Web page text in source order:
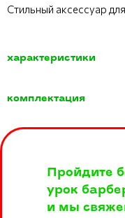
Стильный аксессуар
характеристики
комплектация
Пройдите
урок
и мы